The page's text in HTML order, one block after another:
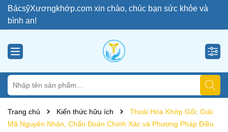
BácsỹXươngkhớp.com xin chào, chúc bạn sức khỏe và
bình an!
Trang chủ Kiến thức hữu ích
Thoái Hóa Khớp Gối: Giải
Mã Nguyên Nhân, Chẩn Đoán Chính Xác và Phương Pháp Điều